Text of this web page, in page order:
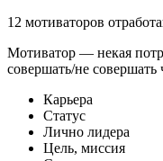
12 мотиваторов
Мотиватор — некая
совершать/не совершать
Карьера
Статус
Лично лидера
Цель, миссия